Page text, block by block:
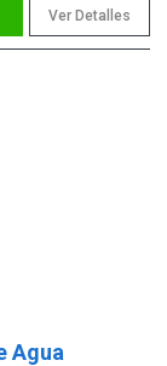
Ver Detalles
Agua